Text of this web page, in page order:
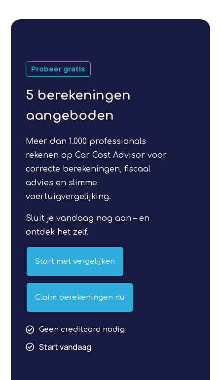
Probeer gratis
5 berekeningen
aangeboden
Meer dan 1.000 professionals
rekenen op Car Cost Advisor voor
correcte berekeningen, fiscaal
advies en slimme
voertuigvergelijking.
Sluit je vandaag nog aan – en
ontdek het zelf.
Start met vergelijken
Claim berekeningen nu
 Geen creditcard nodig
 Start vandaag